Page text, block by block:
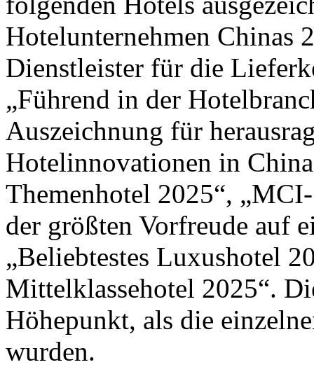
Hotelunternehmen Chinas
Dienstleister für die
„Führend in der
Auszeichnung für
Hotelinnovationen in
Themenhotel 2025“,
der größten Vorfreude auf
„Beliebtestes Luxushotel
Mittelklassehotel 2025“.
Höhepunkt, als die
wurden.